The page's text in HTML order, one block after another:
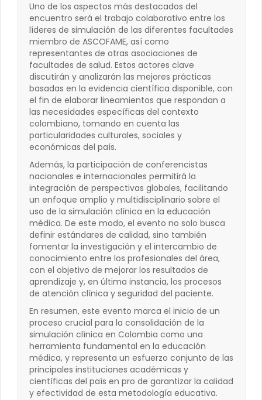
Uno de los aspectos más destacados del
encuentro será el trabajo colaborativo entre los
líderes de simulación de las diferentes facultades
miembro de ASCOFAME, así como
representantes de otras asociaciones de
facultades de salud. Estos actores clave
discutirán y analizarán las mejores prácticas
basadas en la evidencia científica disponible, con
el fin de elaborar lineamientos que respondan a
las necesidades específicas del contexto
colombiano, tomando en cuenta las
particularidades culturales, sociales y
económicas del país​.
Además, la participación de conferencistas
nacionales e internacionales permitirá la
integración de perspectivas globales, facilitando
un enfoque amplio y multidisciplinario sobre el
uso de la simulación clínica en la educación
médica. De este modo, el evento no solo busca
definir estándares de calidad, sino también
fomentar la investigación y el intercambio de
conocimiento entre los profesionales del área,
con el objetivo de mejorar los resultados de
aprendizaje y, en última instancia, los procesos
de atención clínica y seguridad del paciente.
En resumen, este evento marca el inicio de un
proceso crucial para la consolidación de la
simulación clínica en Colombia como una
herramienta fundamental en la educación
médica, y representa un esfuerzo conjunto de las
principales instituciones académicas y
científicas del país en pro de garantizar la calidad
y efectividad de esta metodología educativa.